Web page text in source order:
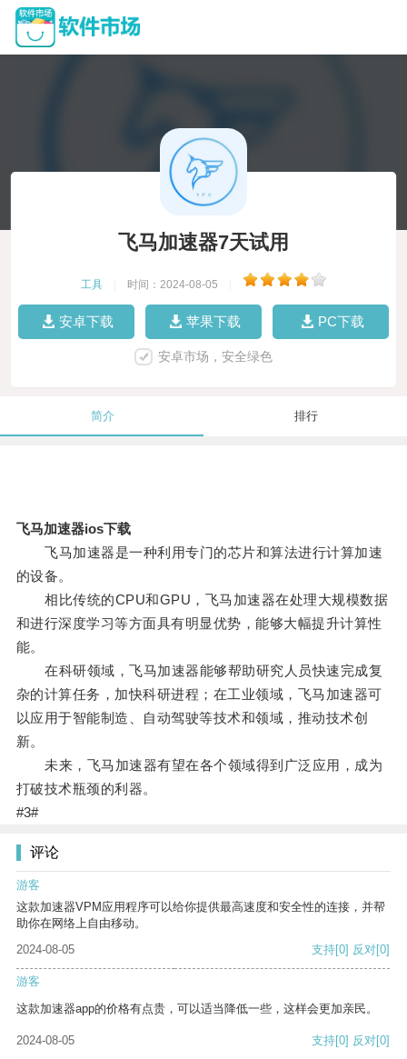
飞马加速器7天试用
工具 时间：2024-08-05
安卓下载 苹果下载 PC下载
安卓市场，安全绿色
简介 排行
飞马加速器ios下载
飞马加速器是一种利用专门的芯片和算法进行计算加速
的设备。
相比传统的CPU和GPU，飞马加速器在处理大规模数据
和进行深度学习等方面具有明显优势，能够大幅提升计算性
能。
在科研领域，飞马加速器能够帮助研究人员快速完成复
杂的计算任务，加快科研进程；在工业领域，飞马加速器可
以应用于智能制造、自动驾驶等技术和领域，推动技术创
新。
未来，飞马加速器有望在各个领域得到广泛应用，成为
打破技术瓶颈的利器。
#3#
评论
游客
这款加速器VPM应用程序可以给你提供最高速度和安全性的连接，并帮
助你在网络上自由移动。
2024-08-05
支持[0] 反对[0]
游客
这款加速器app的价格有点贵，可以适当降低一些，这样会更加亲民。
2024-08-05 支持[0] 反对[0]